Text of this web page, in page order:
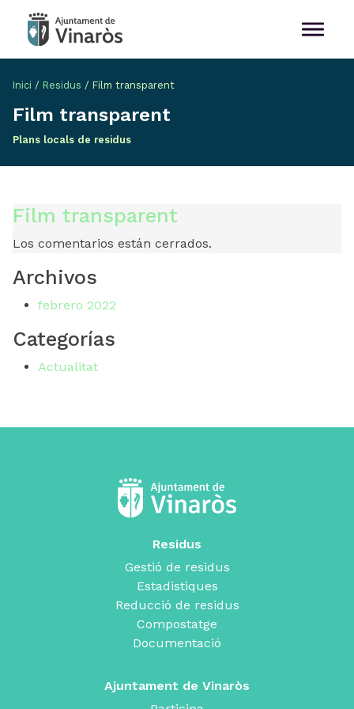
Inici / Residus / Film transparent
Film transparent
Plans locals de residus
Film transparent
Los comentarios están cerrados.
Archivos
febrero 2022
Categorías
Actualitat
Residus
Gestió de residus
Estadistiques
Reducció de residus
Compostatge
Documentació
Ajuntament de Vinaròs